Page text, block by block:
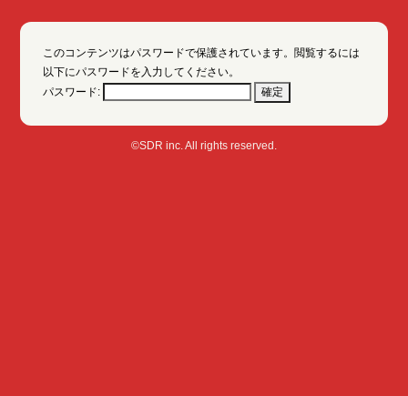
このコンテンツはパスワードで保護されています。閲覧するには
以下にパスワードを入力してください。
パスワード:
©SDR inc. All rights reserved.